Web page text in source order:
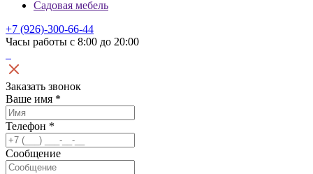
Садовая мебель
+7 (926)-300-66-44
Часы работы с 8:00 до 20:00
Заказать звонок
Ваше имя *
Телефон *
Сообщение